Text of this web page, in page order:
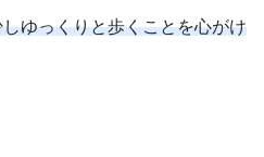
ゆっくりと歩くことを心がけ